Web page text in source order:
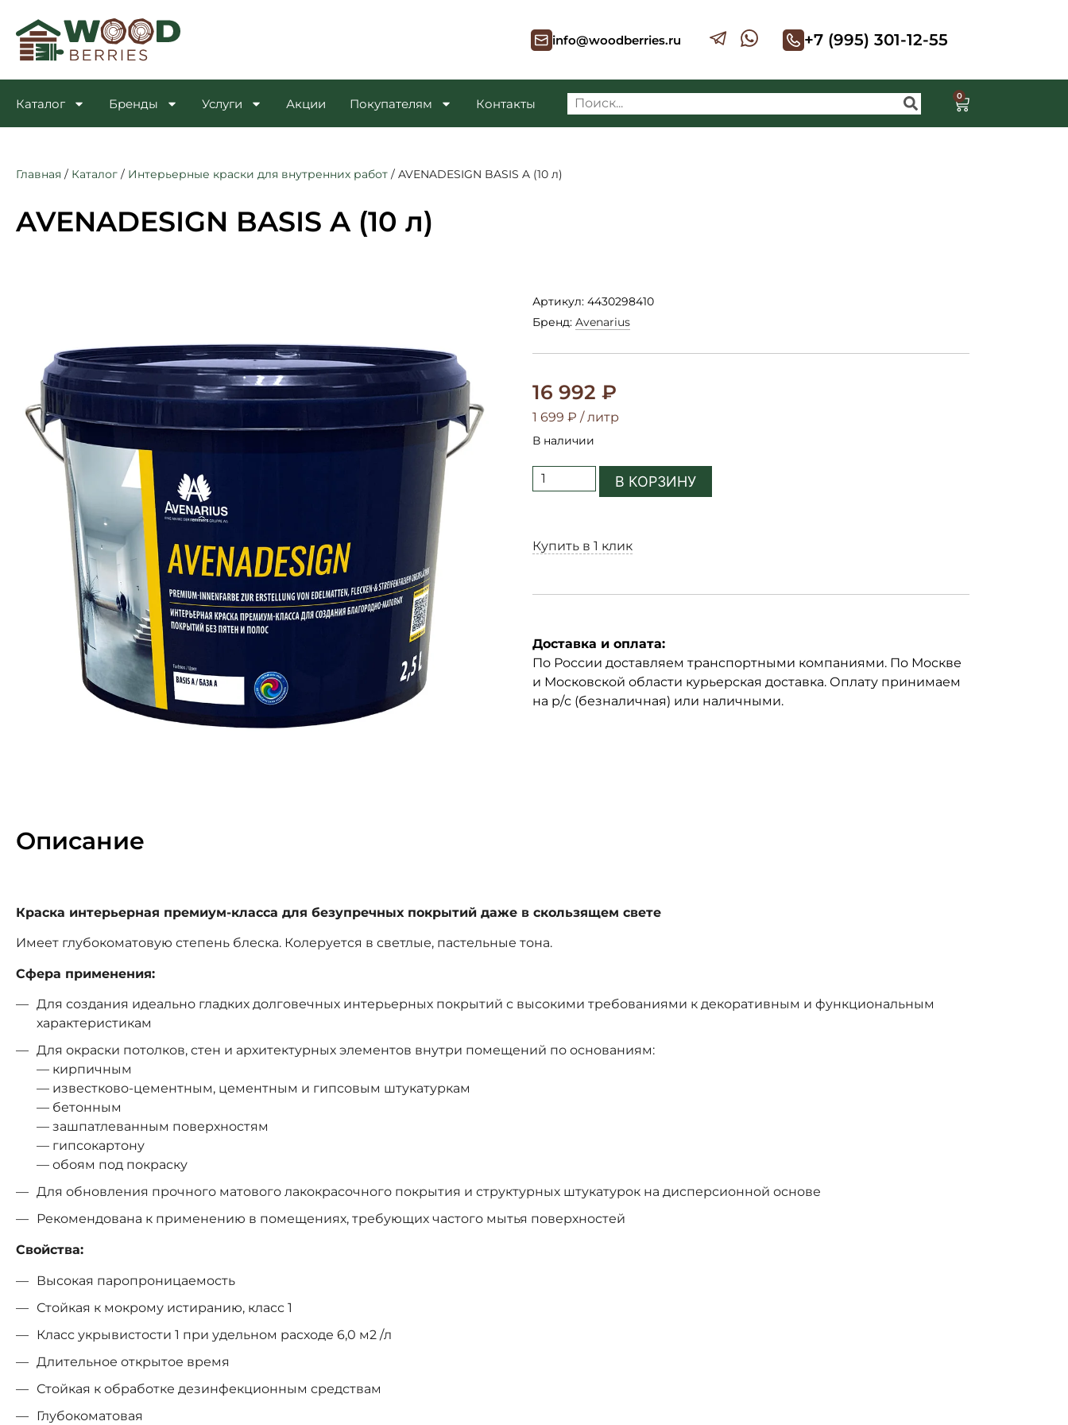
info@woodberries.ru +7 (995) 301-12-55
Каталог Бренды Услуги Акции Покупателям Контакты
0
Главная / Каталог / Интерьерные краски для внутренних работ / AVENADESIGN BASIS A (10 л)
AVENADESIGN BASIS A (10 л)
Артикул: 4430298410
Бренд: Avenarius
16 992 ₽
1 699 ₽ / литр
В наличии
В КОРЗИНУ
Купить в 1 клик
Доставка и оплата:
По России доставляем транспортными компаниями. По Москве
и Московской области курьерская доставка. Оплату принимаем
на р/с (безналичная) или наличными.
Описание
Краска интерьерная премиум-класса для безупречных покрытий даже в скользящем свете
Имеет глубокоматовую степень блеска. Колеруется в светлые, пастельные тона.
Сфера применения:
Для создания идеально гладких долговечных интерьерных покрытий с высокими требованиями к декоративным и функциональным
характеристикам
Для окраски потолков, стен и архитектурных элементов внутри помещений по основаниям:
— кирпичным
— известково-цементным, цементным и гипсовым штукатуркам
— бетонным
— зашпатлеванным поверхностям
— гипсокартону
— обоям под покраску
Для обновления прочного матового лакокрасочного покрытия и структурных штукатурок на дисперсионной основе
Рекомендована к применению в помещениях, требующих частого мытья поверхностей
Свойства:
Высокая паропроницаемость
Стойкая к мокрому истиранию, класс 1
Класс укрывистости 1 при удельном расходе 6,0 м2 /л
Длительное открытое время
Стойкая к обработке дезинфекционным средствам
Глубокоматовая